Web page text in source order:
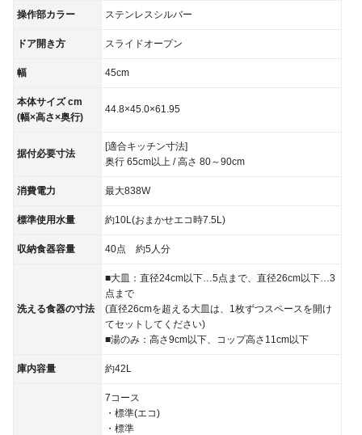
操作部カラー ステンレスシルバー
ドア開き方 スライドオープン
幅 45cm
本体サイズ cm
(幅×高さ×奥行)
44.8×45.0×61.95
据付必要寸法
[適合キッチン寸法]
奥行 65cm以上 / 高さ 80～90cm
消費電力 最大838W
標準使用水量 約10L(おまかせエコ時7.5L)
収納食器容量 40点 約5人分
洗える食器の寸法
■大皿：直径24cm以下…5点まで、直径26cm以下…3
点まで
(直径26cmを超える大皿は、1枚ずつスペースを開け
てセットしてください)
■湯のみ：高さ9cm以下、コップ高さ11cm以下
庫内容量 約42L
7コース
・標準(エコ)
・標準